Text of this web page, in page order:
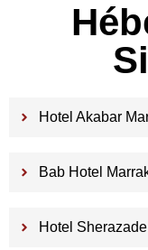
Hotel Akabar
Bab Hotel
Hotel